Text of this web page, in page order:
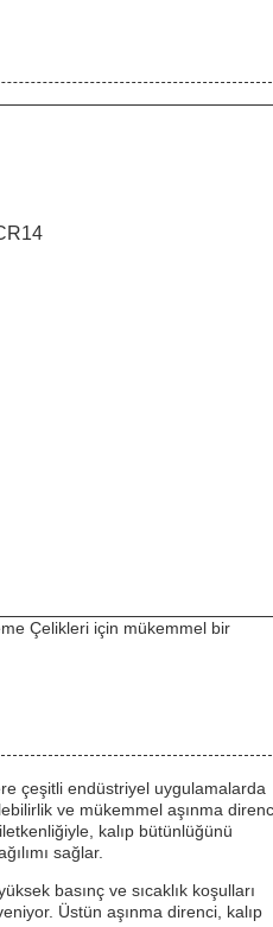
Çelikleri için mükemmel bir
çeşitli endüstriyel uygulamalarda
ve mükemmel aşınma
kalıp bütünlüğünü
sağlar.
basınç ve sıcaklık koşulları
Üstün aşınma direnci, kalıp